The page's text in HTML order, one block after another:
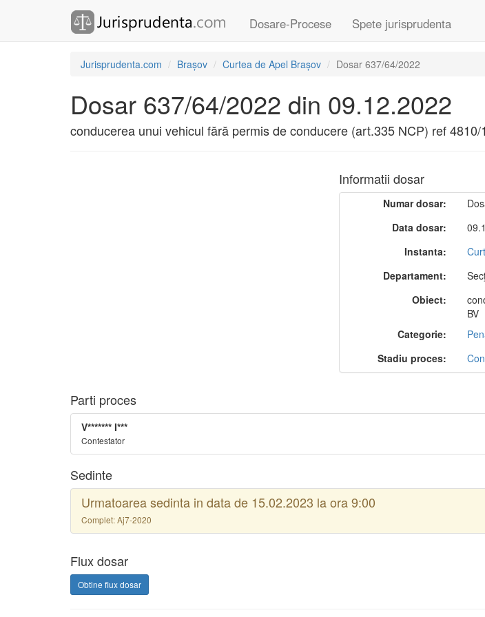
Dosare-Procese Spete jurisprudenta
Jurisprudenta.com Brașov Curtea de Apel Brașov Dosar 637/64/2022
Dosar 637/64/2022 din 09.12.2022
conducerea unui vehicul fără permis de conducere (art.335 NCP) ref 4810/
Informatii dosar
Numar dosar:
Data dosar:
Instanta:
Departament:
Obiect:
BV
Categorie:
Stadiu proces:
Parti proces
V******* I***
Contestator
Sedinte
Urmatoarea sedinta in data de 15.02.2023 la ora 9:00
Complet: Aj7-2020
Flux dosar